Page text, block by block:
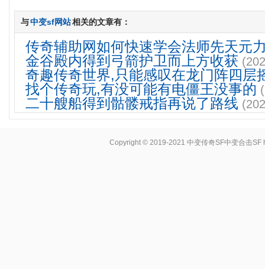
与中变sf网站相关的文章有：
传奇辅助网如何快速学会法师先天元
金谷殿内得到弓箭护卫而上方收获
奇趣传奇世界,只能感叹在龙门阵四层
找个传奇玩,有没可能有电僵王没事的
二十艘船得到骷髅戒指再说了路线
Copyright © 2019-2021 中变传奇SF中变合击SF